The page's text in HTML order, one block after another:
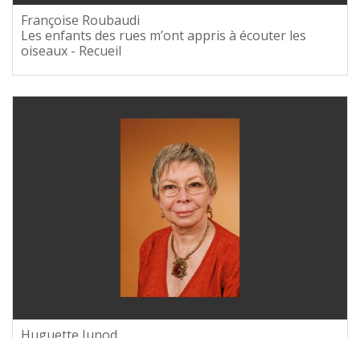
Françoise Roubaudi
Les enfants des rues m’ont appris à écouter les
oiseaux - Recueil